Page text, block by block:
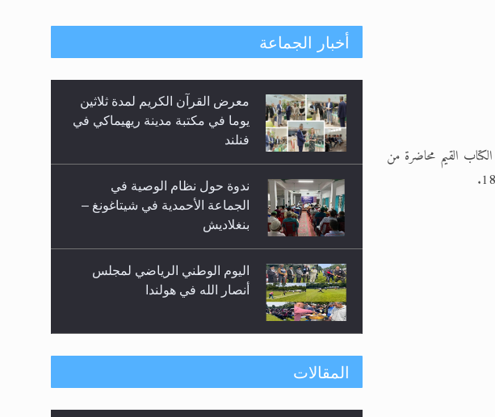
العربي >> المزيد
>> المزيد
القيم محاضرة من
أخبار الجماعة
معرض القرآن الكريم لمدة ثلاثين
يوما في مكتبة مدينة ريهيماكي في
فنلند
ندوة حول نظام الوصية في
الجماعة الأحمدية في شيتاغونغ –
بنغلاديش
اليوم الوطني الرياضي لمجلس
أنصار الله في هولندا
إتمام حفظ القرآن الكريم لثلاثة
المقالات